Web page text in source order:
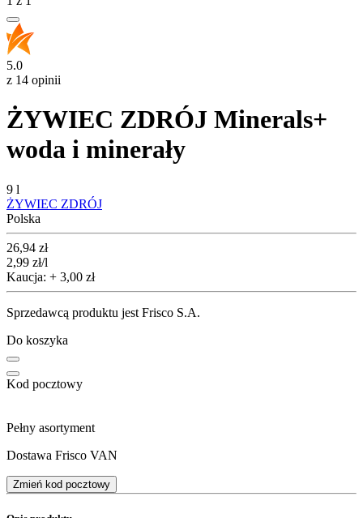
5.0
z 14 opinii
ŻYWIEC ZDRÓJ Minerals+
woda i minerały
9 l
ŻYWIEC ZDRÓJ
Polska
Cena
26,94 zł
2,99 zł/l
Kaucja: + 3,00 zł
Sprzedawcą produktu jest Frisco S.A.
Do koszyka
Kod pocztowy
Pełny asortyment
Dostawa Frisco VAN
Zmień kod pocztowy